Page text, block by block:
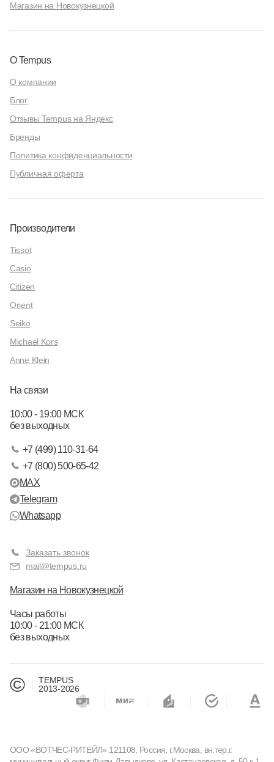
Магазин на Новокузнецкой
О Tempus
О компании
Блог
Отзывы Tempus на Яндекс
Бренды
Политика конфиденциальности
Публичная оферта
Производители
Tissot
Casio
Citizen
Orient
Seiko
Michael Kors
Anne Klein
На связи
10:00 - 19:00 МСК
без выходных
+7 (499) 110-31-64
+7 (800) 500-65-42
MAX
Telegram
Whatsapp
Заказать звонок
mail@tempus.ru
Магазин на Новокузнецкой
Часы работы
10:00 - 21:00 МСК
без выходных
©
TEMPUS
2013-2026
ООО «ВОТЧЕС-РИТЕЙЛ» 121108, Россия, г.Москва, вн.тер.г.